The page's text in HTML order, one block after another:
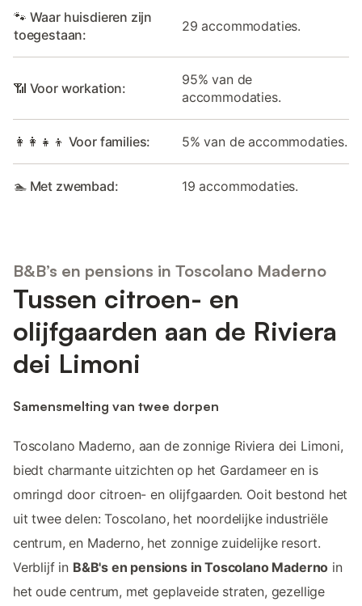
🐾 Waar huisdieren zijn
toegestaan:
29 accommodaties.
📶 Voor workation:
95% van de
accommodaties.
👩‍👩‍👧‍👦 Voor families: 5% van de accommodaties.
🏊 Met zwembad: 19 accommodaties.
B&B’s en pensions in Toscolano Maderno
Tussen citroen- en
olijfgaarden aan de Riviera
dei Limoni
Samensmelting van twee dorpen
Toscolano Maderno, aan de zonnige Riviera dei Limoni,
biedt charmante uitzichten op het Gardameer en is
omringd door citroen- en olijfgaarden. Ooit bestond het
uit twee delen: Toscolano, het noordelijke industriële
centrum, en Maderno, het zonnige zuidelijke resort.
Verblijf in B&B's en pensions in Toscolano Maderno in
het oude centrum, met geplaveide straten, gezellige